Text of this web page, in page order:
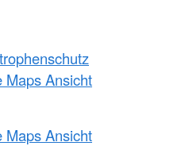
Maps Ansicht
Maps Ansicht